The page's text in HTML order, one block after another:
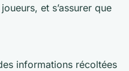
et s’assurer que
informations récoltées